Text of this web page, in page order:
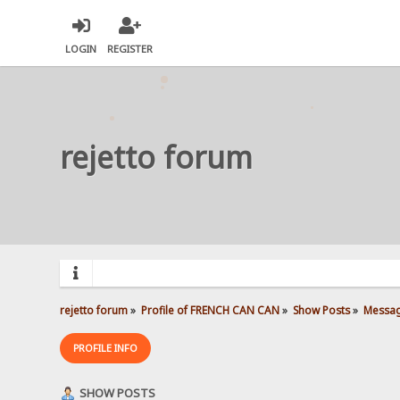
LOGIN REGISTER
rejetto forum
rejetto forum» Profile of FRENCH CAN CAN» Show Posts»
PROFILE INFO
SHOW POSTS